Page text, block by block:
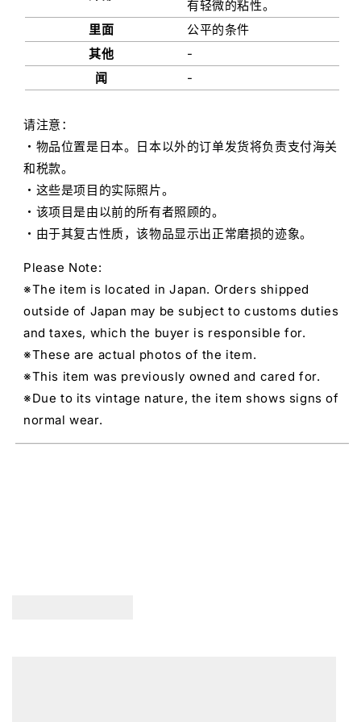
有轻微的粘性。
里面
公平的条件
其他
-
闻
-
请注意：
・物品位置是日本。日本以外的订单发货将负责支付海关
和税款。
・这些是项目的实际照片。
・该项目是由以前的所有者照顾的。
・由于其复古性质，该物品显示出正常磨损的迹象。
Please Note:
※The item is located in Japan. Orders shipped
outside of Japan may be subject to customs duties
and taxes, which the buyer is responsible for.
※These are actual photos of the item.
※This item was previously owned and cared for.
※Due to its vintage nature, the item shows signs of
normal wear.